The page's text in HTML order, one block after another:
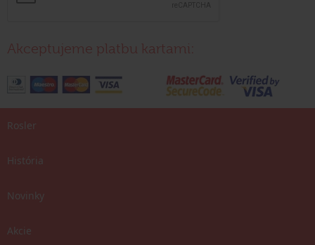
Akceptujeme platbu kartami:
Rosler
História
Novinky
Akcie